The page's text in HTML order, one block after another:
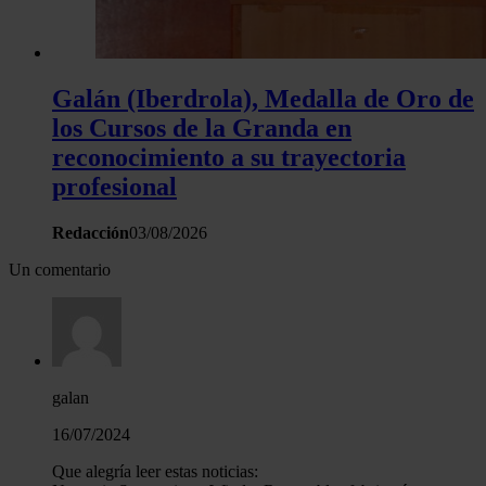
Galán (Iberdrola), Medalla de Oro de
los Cursos de la Granda en
reconocimiento a su trayectoria
profesional
Redacción03/08/2026
Un comentario
galan
16/07/2024
Que alegría leer estas noticias: